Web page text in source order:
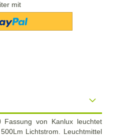
mit
von Kanlux leuchtet
Lichtstrom. Leuchtmittel